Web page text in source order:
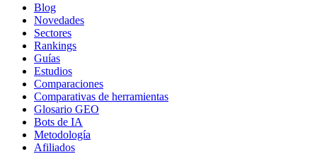
Blog
Novedades
Sectores
Rankings
Guías
Estudios
Comparaciones
Comparativas de herramientas
Glosario GEO
Bots de IA
Metodología
Afiliados